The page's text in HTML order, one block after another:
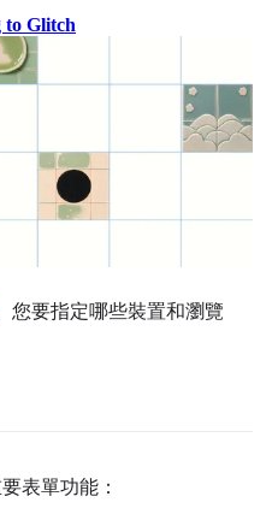
您要指定哪些裝置和瀏覽
表單功能：